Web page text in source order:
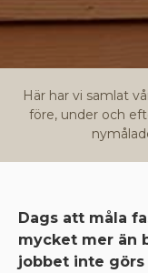
Här har vi samlat
före, under och
Dags att måla
mycket mer än
jobbet inte